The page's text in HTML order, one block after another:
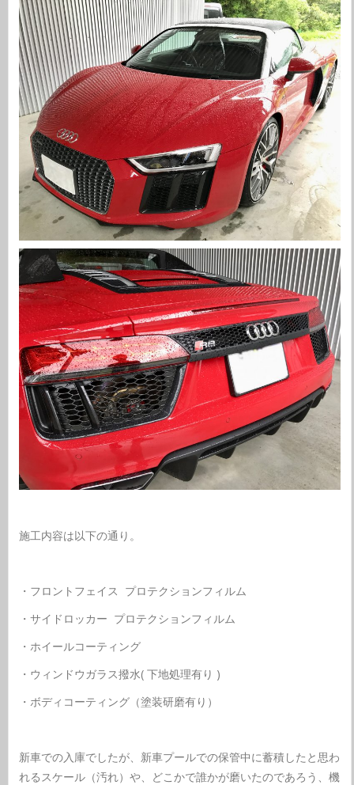
施工内容は以下の通り。
・フロントフェイス プロテクションフィルム
・サイドロッカー プロテクションフィルム
・ホイールコーティング
・ウィンドウガラス撥水( 下地処理有り )
・ボディコーティング（塗装研磨有り）
新車での入庫でしたが、新車プールでの保管中に蓄積したと思わ
れるスケール（汚れ）や、どこかで誰かが磨いたのであろう、機